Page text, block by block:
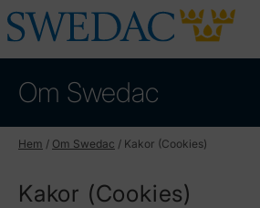
Om Swedac
Hem / Om Swedac / Kakor (Cookies)
Kakor (Cookies)